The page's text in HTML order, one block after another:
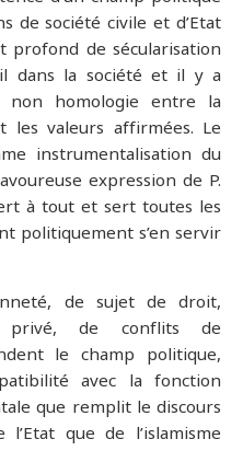
de société civile et d’Etat
profond de sécularisation
dans la société et il y a
non homologie entre la
valeurs affirmées. Le
instrumentalisation du
expression de P.
à tout et sert toutes les
politiquement s’en servir
de sujet de droit,
de conflits de
le champ politique,
avec la fonction
que remplit le discours
que de l’islamisme